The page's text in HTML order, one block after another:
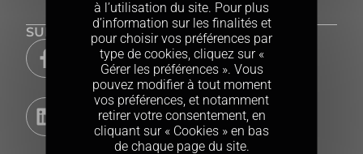
SUIVEZ-NOUS
à l’utilisation du site. Pour plus
d’information sur les finalités et
pour choisir vos préférences par
type de cookies, cliquez sur «
Gérer les préférences ». Vous
pouvez modifier à tout moment
vos préférences, et notamment
retirer votre consentement, en
cliquant sur « Cookies » en bas
de chaque page du site.